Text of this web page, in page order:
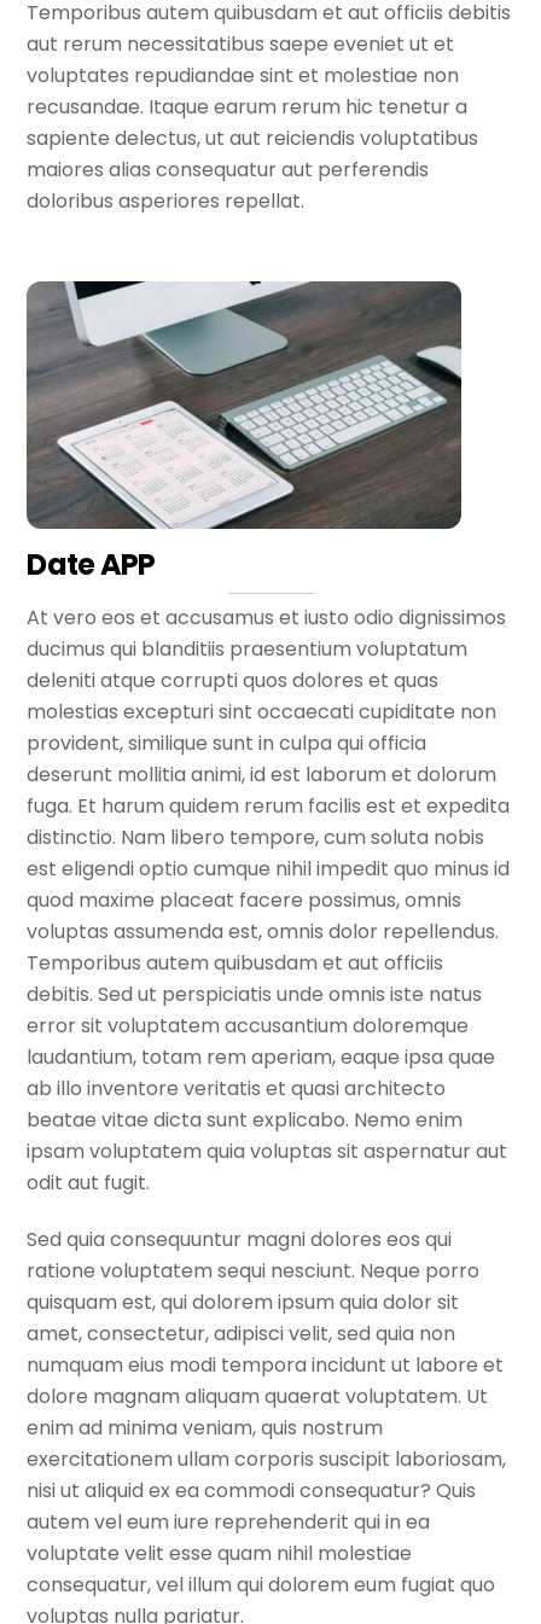
Temporibus autem quibusdam et aut officiis debitis
aut rerum necessitatibus saepe eveniet ut et
voluptates repudiandae sint et molestiae non
recusandae. Itaque earum rerum hic tenetur a
sapiente delectus, ut aut reiciendis voluptatibus
maiores alias consequatur aut perferendis
doloribus asperiores repellat.
Date APP
At vero eos et accusamus et iusto odio dignissimos
ducimus qui blanditiis praesentium voluptatum
deleniti atque corrupti quos dolores et quas
molestias excepturi sint occaecati cupiditate non
provident, similique sunt in culpa qui officia
deserunt mollitia animi, id est laborum et dolorum
fuga. Et harum quidem rerum facilis est et expedita
distinctio. Nam libero tempore, cum soluta nobis
est eligendi optio cumque nihil impedit quo minus id
quod maxime placeat facere possimus, omnis
voluptas assumenda est, omnis dolor repellendus.
Temporibus autem quibusdam et aut officiis
debitis. Sed ut perspiciatis unde omnis iste natus
error sit voluptatem accusantium doloremque
laudantium, totam rem aperiam, eaque ipsa quae
ab illo inventore veritatis et quasi architecto
beatae vitae dicta sunt explicabo. Nemo enim
ipsam voluptatem quia voluptas sit aspernatur aut
odit aut fugit.
Sed quia consequuntur magni dolores eos qui
ratione voluptatem sequi nesciunt. Neque porro
quisquam est, qui dolorem ipsum quia dolor sit
amet, consectetur, adipisci velit, sed quia non
numquam eius modi tempora incidunt ut labore et
dolore magnam aliquam quaerat voluptatem. Ut
enim ad minima veniam, quis nostrum
exercitationem ullam corporis suscipit laboriosam,
nisi ut aliquid ex ea commodi consequatur? Quis
autem vel eum iure reprehenderit qui in ea
voluptate velit esse quam nihil molestiae
consequatur, vel illum qui dolorem eum fugiat quo
voluptas nulla pariatur.